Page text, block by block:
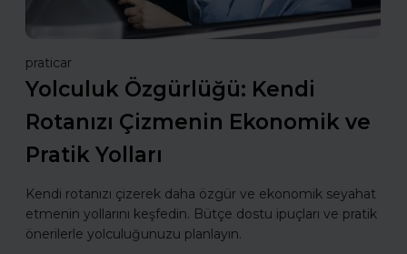
praticar
Yolculuk Özgürlüğü: Kendi
Rotanızı Çizmenin Ekonomik ve
Pratik Yolları
Kendi rotanızı çizerek daha özgür ve ekonomik seyahat
etmenin yollarını keşfedin. Bütçe dostu ipuçları ve pratik
önerilerle yolculuğunuzu planlayın.